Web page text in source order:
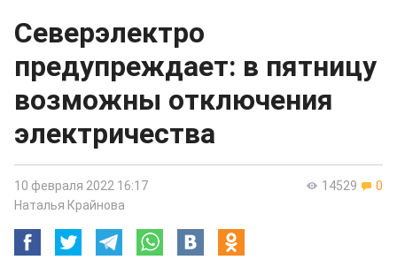
Северэлектро
предупреждает: в пятницу
возможны отключения
электричества
14529 0
10 февраля 2022 16:17
Наталья Крайнова